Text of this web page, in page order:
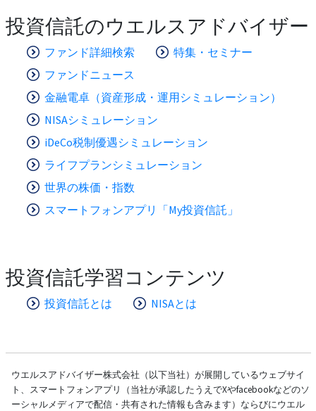
投資信託のウエルスアドバイザー
ファンド詳細検索
特集・セミナー
ファンドニュース
金融電卓（資産形成・運用シミュレーション）
NISAシミュレーション
iDeCo税制優遇シミュレーション
ライフプランシミュレーション
世界の株価・指数
スマートフォンアプリ「My投資信託」
投資信託学習コンテンツ
投資信託とは NISAとは
ウエルスアドバイザー株式会社（以下当社）が展開しているウェブサイ
ト、スマートフォンアプリ（当社が承認したうえでXやfacebookなどのソ
ーシャルメディアで配信・共有された情報も含みます）ならびにウエル